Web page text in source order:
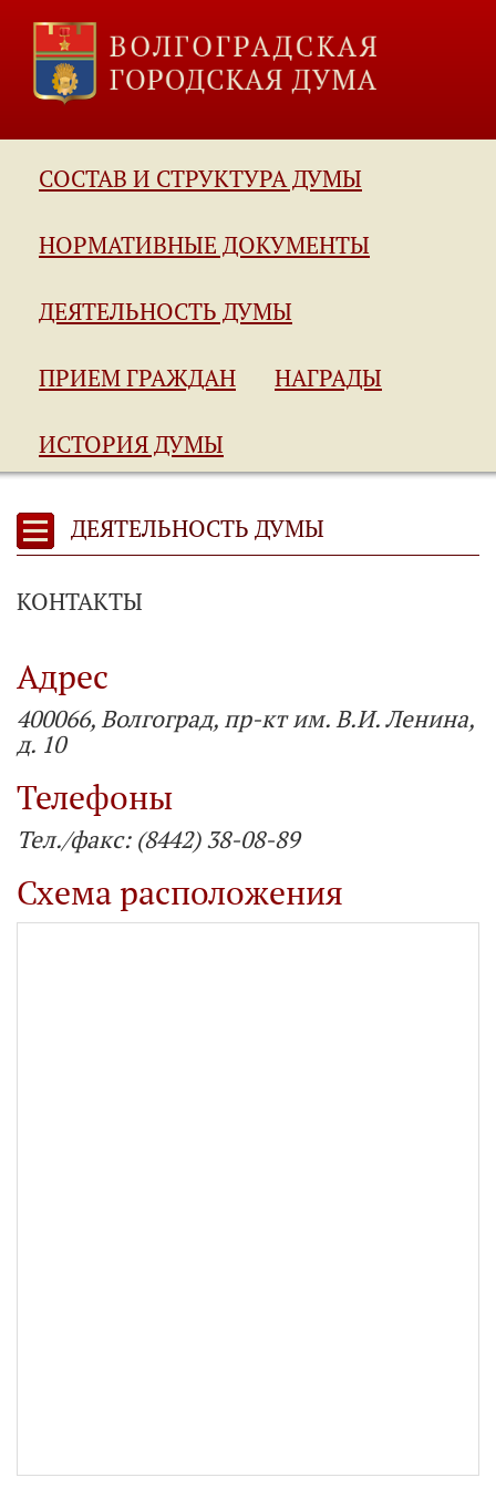
СОСТАВ И СТРУКТУРА ДУМЫ
НОРМАТИВНЫЕ ДОКУМЕНТЫ
ДЕЯТЕЛЬНОСТЬ ДУМЫ
ПРИЕМ ГРАЖДАН НАГРАДЫ
ИСТОРИЯ ДУМЫ
ДЕЯТЕЛЬНОСТЬ ДУМЫ
КОНТАКТЫ
Адрес
400066, Волгоград, пр-кт им. В.И. Ленина,
д. 10
Телефоны
Тел./факс: (8442) 38-08-89
Схема расположения